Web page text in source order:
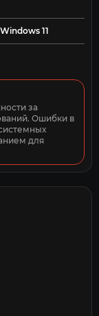
11
за
Ошибки в
для